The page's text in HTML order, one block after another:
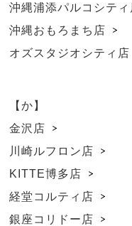
沖縄浦添パルコシティ
沖縄おもろまち店
オズスタジオシティ店
【か】
金沢店
川崎ルフロン店
KITTE博多店
経堂コルティ店
銀座コリドー店